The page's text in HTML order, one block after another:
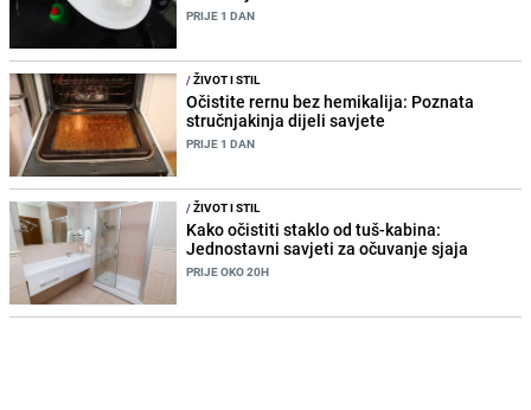
PRIJE 1 DAN
/ŽIVOT I STIL
Očistite rernu bez hemikalija: Poznata
stručnjakinja dijeli savjete
PRIJE 1 DAN
/ŽIVOT I STIL
Kako očistiti staklo od tuš-kabina:
Jednostavni savjeti za očuvanje sjaja
PRIJE OKO 20H